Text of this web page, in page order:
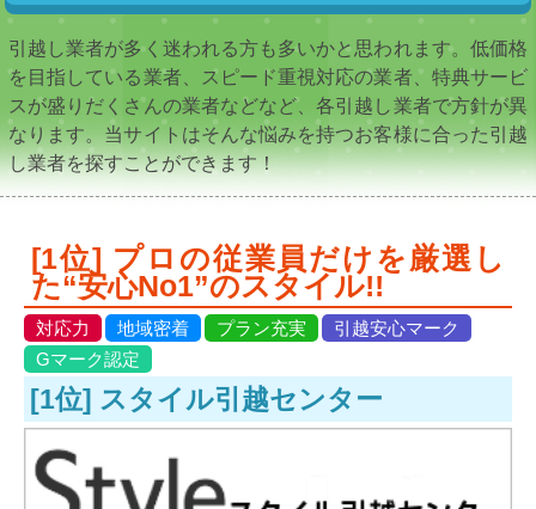
引越し業者が多く迷われる方も多いかと思われます。低価格
を目指している業者、スピード重視対応の業者、特典サービ
スが盛りだくさんの業者などなど、各引越し業者で方針が異
なります。当サイトはそんな悩みを持つお客様に合った引越
し業者を探すことができます！
[1位] プロの従業員だけを厳選し
た“安心No1”のスタイル!!
対応力 地域密着 プラン充実
引越安心マーク
Gマーク認定
[1位] スタイル引越センター